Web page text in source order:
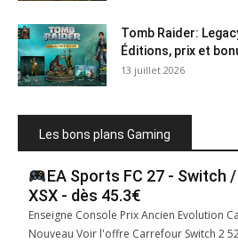
Tomb Raider:
Éditions, prix et
13 juillet 2026
Les bons plans Gaming
EA Sports FC 27 - Switch
XSX - dès 45.3€
Enseigne Console Prix Ancien Evolution
Nouveau Voir l'offre Carrefour Switch 2